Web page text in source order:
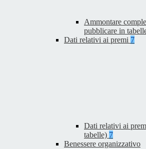
Ammontare
pubblicare in
Dati relativi ai premi 7
Dati relativi ai
tabelle) 7
Benessere organizzativo